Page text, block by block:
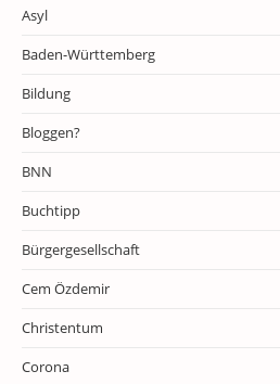
Asyl
Baden-Württemberg
Bildung
Bloggen?
BNN
Buchtipp
Bürgergesellschaft
Cem Özdemir
Christentum
Corona